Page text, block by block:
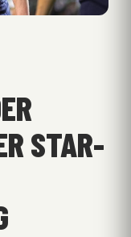
STAR-